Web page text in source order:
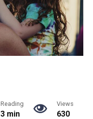
Reading
3 min
Views
630